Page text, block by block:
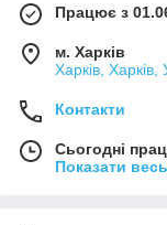
Працює з
м. Харків
Харків, Харків,
Контакти
Сьогодні
Показати